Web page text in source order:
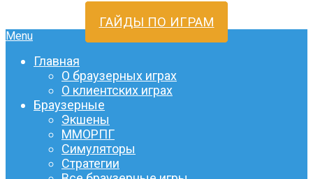
ГАЙДЫ ПО ИГРАМ
Menu
Главная
О браузерных играх
О клиентских играх
Браузерные
Экшены
ММОРПГ
Симуляторы
Стратегии